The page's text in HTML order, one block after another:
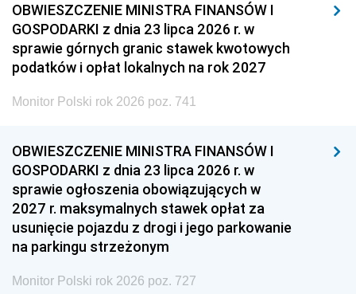
OBWIESZCZENIE MINISTRA FINANSÓW I
GOSPODARKI z dnia 23 lipca 2026 r. w
sprawie górnych granic stawek kwotowych
podatków i opłat lokalnych na rok 2027
Monitor Polski rok 2026 poz. 741
OBWIESZCZENIE MINISTRA FINANSÓW I
GOSPODARKI z dnia 23 lipca 2026 r. w
sprawie ogłoszenia obowiązujących w
2027 r. maksymalnych stawek opłat za
usunięcie pojazdu z drogi i jego parkowanie
na parkingu strzeżonym
Monitor Polski rok 2026 poz. 727